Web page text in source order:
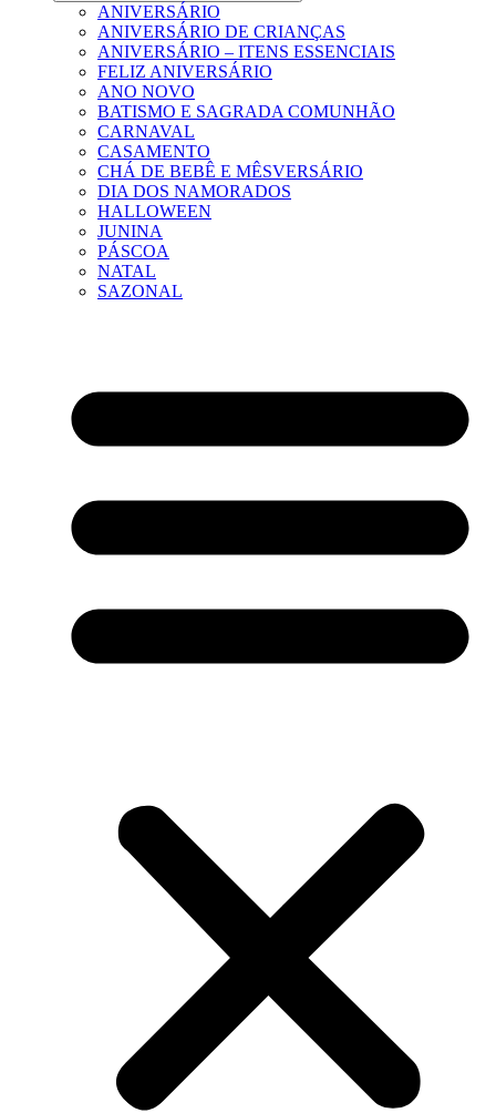
ANIVERSÁRIO
ANIVERSÁRIO DE CRIANÇAS
ANIVERSÁRIO – ITENS ESSENCIAIS
FELIZ ANIVERSÁRIO
ANO NOVO
BATISMO E SAGRADA COMUNHÃO
CARNAVAL
CASAMENTO
CHÁ DE BEBÊ E MÊSVERSÁRIO
DIA DOS NAMORADOS
HALLOWEEN
JUNINA
PÁSCOA
NATAL
SAZONAL